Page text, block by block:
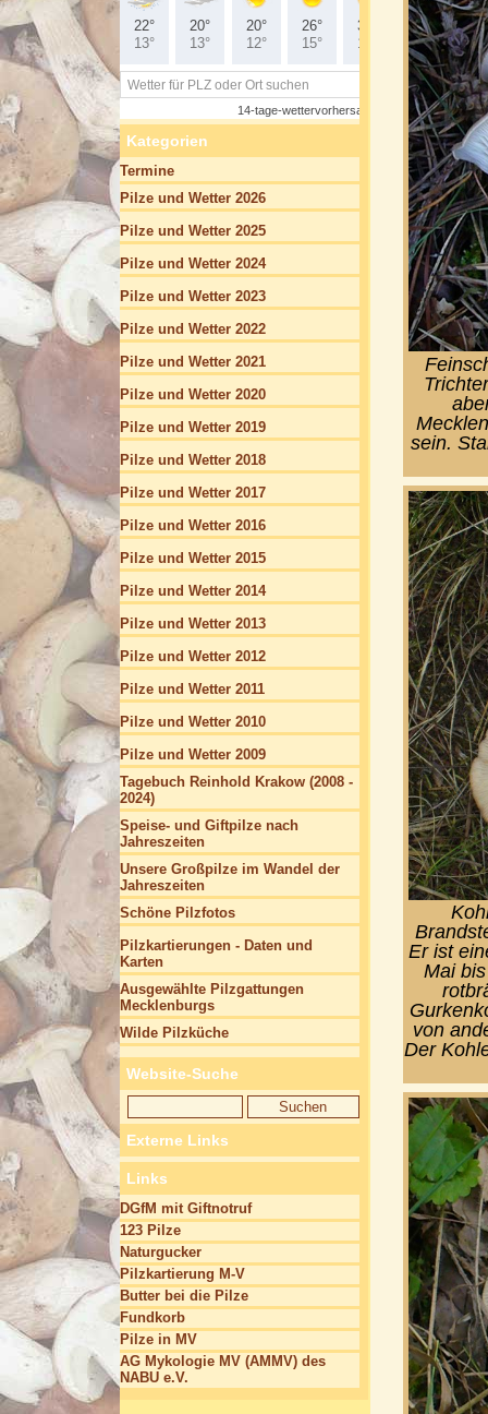
sein.
Er ist
Mai
von
Der
Kategorien
Termine
Pilze und Wetter 2026
Pilze und Wetter 2025
Pilze und Wetter 2024
Pilze und Wetter 2023
Pilze und Wetter 2022
Pilze und Wetter 2021
Pilze und Wetter 2020
Pilze und Wetter 2019
Pilze und Wetter 2018
Pilze und Wetter 2017
Pilze und Wetter 2016
Pilze und Wetter 2015
Pilze und Wetter 2014
Pilze und Wetter 2013
Pilze und Wetter 2012
Pilze und Wetter 2011
Pilze und Wetter 2010
Pilze und Wetter 2009
Tagebuch Reinhold Krakow (2008 -
2024)
Speise- und Giftpilze nach
Jahreszeiten
Unsere Großpilze im Wandel der
Jahreszeiten
Schöne Pilzfotos
Pilzkartierungen - Daten und
Karten
Ausgewählte Pilzgattungen
Mecklenburgs
Wilde Pilzküche
Website-Suche
Externe Links
Links
DGfM mit Giftnotruf
123 Pilze
Naturgucker
Pilzkartierung M-V
Butter bei die Pilze
Fundkorb
Pilze in MV
AG Mykologie MV (AMMV) des
NABU e.V.